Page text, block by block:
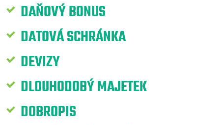
DAŇOVÝ BONUS
DATOVÁ SCHRÁNKA
DEVIZY
DLOUHODOBÝ MAJETEK
DOBROPIS